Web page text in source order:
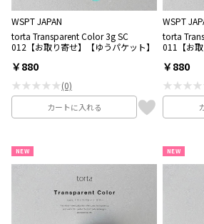
WSPT JAPAN
torta Transparent Color 3g SC
012【お取り寄せ】【ゆうパケット】
￥880
★★★★★(0)
カートに入れる
WSPT
torta
011【お取
￥880
NEW NEW